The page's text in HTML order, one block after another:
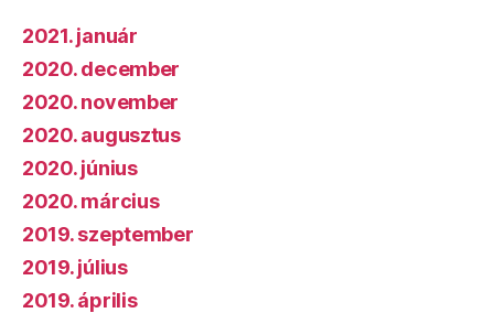
2021. január
2020. december
2020. november
2020. augusztus
2020. június
2020. március
2019. szeptember
2019. július
2019. április